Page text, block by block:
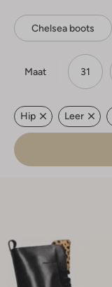
Chelsea boots
Maat 31
Hip Leer